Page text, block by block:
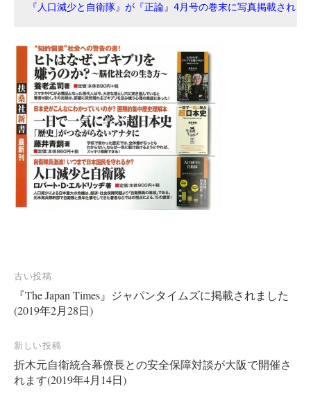
『人口減少と自衛隊』が『正論』4月号の巻末に写真掲載され
投
稿
ナ
ビ
ゲ
ー
古い投稿
『The Japan Times』ジャパンタイムズに掲載されました
(2019年2月28日)
新しい投稿
折木元自衛統合幕僚長との安全保障対談が大阪で開催さ
れます(2019年4月14日)